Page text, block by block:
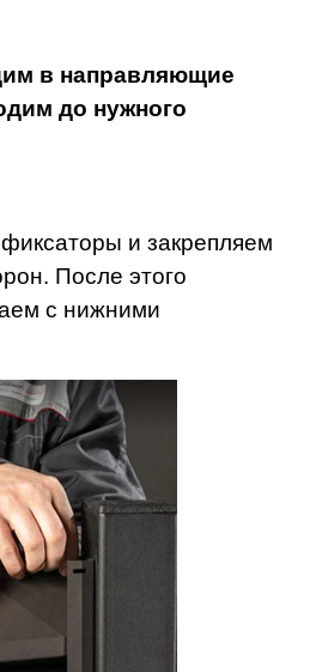
в направляющие
до нужного
и закрепляем
После этого
с нижними